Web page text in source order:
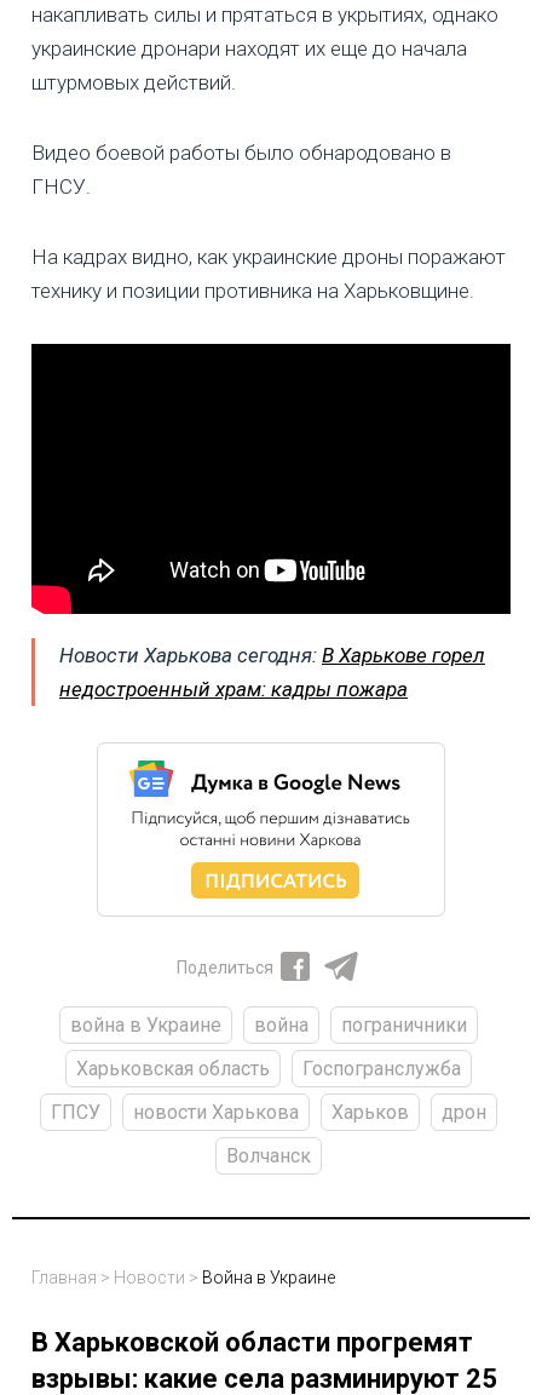
накапливать силы и прятаться в укрытиях, однако
украинские дронари находят их еще до начала
штурмовых действий.
Видео боевой работы было обнародовано в
ГНСУ.
На кадрах видно, как украинские дроны поражают
технику и позиции противника на Харьковщине.
Новости Харькова сегодня: В Харькове горел
недостроенный храм: кадры пожара
Поделиться
война в Украине война
пограничники
Харьковская область
Госпогранслужба
ГПСУ
новости Харькова Харьков
дрон
Волчанск
Главная > Новости > Война в Украине
В Харьковской области прогремят
взрывы: какие села разминируют 25